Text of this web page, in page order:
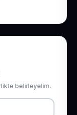
belirleyelim.